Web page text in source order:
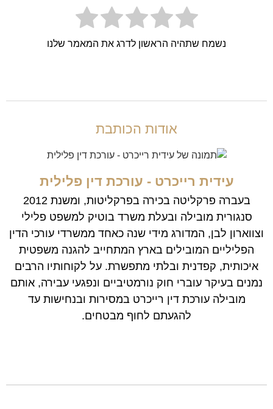
נשמח שתהיה הראשון לדרג את המאמר שלנו
אודות הכותבת
עידית רייכרט - עורכת דין פלילית
בעברה פרקליטה בכירה בפרקליטות, ומשנת 2012
סנגורית מובילה ובעלת משרד בוטיק למשפט פלילי
וצווארון לבן, המדורג מידי שנה כאחד ממשרדי עורכי הדין
הפליליים המובילים בארץ המתחייב להגנה משפטית
איכותית, קפדנית ובלתי מתפשרת. על לקוחותיו הרבים
נמנים בעיקר עוברי חוק נורמטיביים ונפגעי עבירה, אותם
מובילה עורכת דין רייכרט במסירות ובנחישות עד
להגעתם לחוף מבטחים.